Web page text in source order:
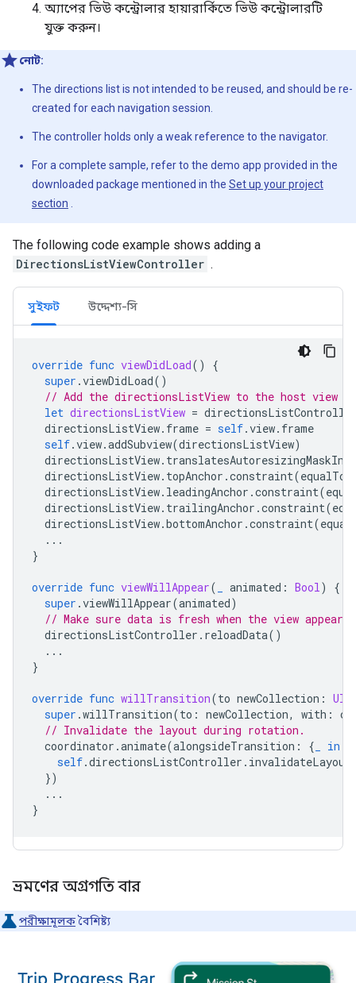
অ্যাপের ভিউ কন্ট্রোলার হায়ারার্কিতে ভিউ কন্ট্রোলারটি
যুক্ত করুন।
নোট:
The directions list is not intended to be reused, and should be re-
created for each navigation session.
The controller holds only a weak reference to the navigator.
For a complete sample, refer to the demo app provided in the
downloaded package mentioned in the Set up your project
section .
The following code example shows adding a
DirectionsListViewController .
সুইফট উদ্দেশ্য-সি
override func viewDidLoad()
{
super .viewDidLoad()
// Add the directionsListView to the host view
let directionsListView =
directionsListView. frame = self.view. frame
self.view.addSubview(directionsListView)
directionsListView.
directionsListView. topAnchor .constraint(equalTo
directionsListView. leadingAnchor .constraint(
directionsListView. trailingAnchor .constraint(
directionsListView.bottomAnchor .constraint(
...
}
override func viewWillAppear( animated : Bool)
{
super .viewWillAppear(animated)
// Make sure data is fresh when the view appears.
directionsListController . reloadData()
...
}
override func willTransition(to newCollection :
super .willTransition(to : newCollection, with :
// Invalidate the layout during rotation.
coordinator .animate(alongsideTransition : {
in
self.directionsListController . invalidateLayout
})
...
}
ভ্রমণের অগ্রগতি বার
পরীক্ষামূলকবৈশিষ্ট্য